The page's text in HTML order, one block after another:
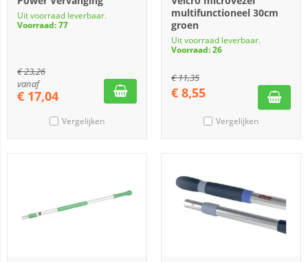
Uit voorraad leverbaar.
Voorraad: 77
€23,26
vanaf
€ 17,04
Vergelijken
multifunctioneel 30cm
groen
Uit voorraad leverbaar.
Voorraad: 26
€11,35
€ 8,55
Vergelijken